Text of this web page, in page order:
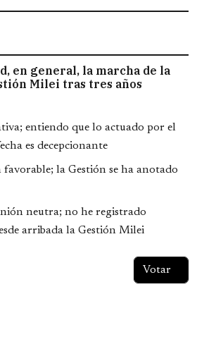
en general, la marcha de la
Milei tras tres años
entiendo que lo actuado por el
es decepcionante
la Gestión se ha anotado
neutra; no he registrado
arribada la Gestión Milei